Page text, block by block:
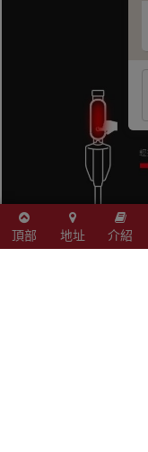
頂部 地址 介紹